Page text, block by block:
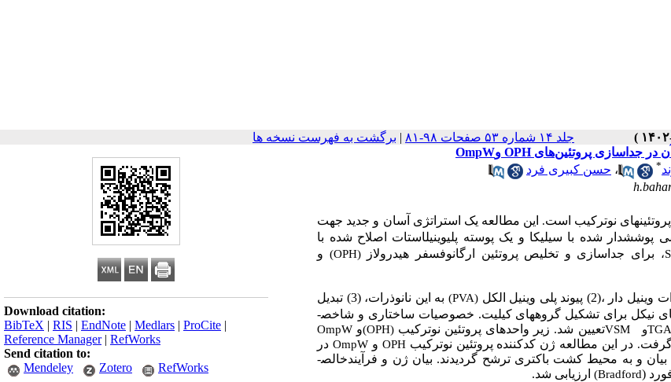
جلد ۱۴ شماره ۵۳ صفحات ۹۸-۸۱ | برگشت به فهرست نسخه ها
Download citation:
BibTeX | RIS | EndNote | Medlars | ProCite |
Reference Manager| RefWorks
Send citation to:
Mendeley
Zotero RefWorks
* ، حسن کبیری فرد
نوترکیب است. این مطالعه یک استراتژی آسان و جدید جهت
پوشش­دار شده با سیلیکا و یک پوسته پلی­وینیل­استات اصلاح شده با
، برای جداسازی و تخلیص پروتئین ارگانوفسفر هیدرولاز(OPH) و
(PVA)
به این نانوذرات، (3) تبدیل
خصوصیات ساختاری و شاخص­
TGAو VSMتعیین شد. زیر واحدهای پروتئین نوترکیب (OPH)و OmpW
گرفت. در این مطالعه ژن کدکننده پروتئین نوترکیبOPH و OmpWدر
بیان و به محیط کشت باکتری ترشح گردیدند. بیان ژن و فرآیندخالص­
(
(Bradford ارزیابی شد.